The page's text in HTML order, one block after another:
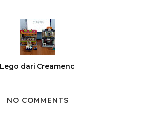
Lego dari Creameno
NO COMMENTS